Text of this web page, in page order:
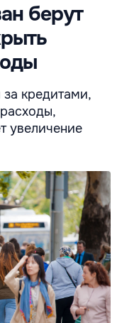
берут
кредитами,
увеличение